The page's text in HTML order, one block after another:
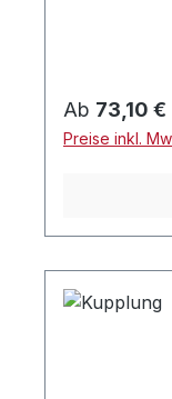
Regulärer
Ab 73,10 €
Preise inkl.